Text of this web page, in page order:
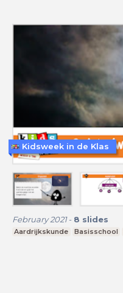
February 2021- 8 slides
Aardrijkskunde Basisschool
Kidsweek in de Klas